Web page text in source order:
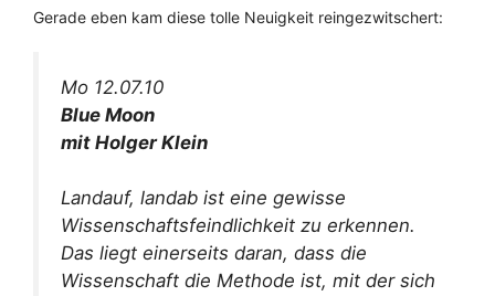
Gerade eben kam diese tolle Neuigkeit reingezwitschert:
Mo 12.07.10
Blue Moon
mit Holger Klein
Landauf, landab ist eine gewisse
Wissenschaftsfeindlichkeit zu erkennen.
Das liegt einerseits daran, dass die
Wissenschaft die Methode ist, mit der sich